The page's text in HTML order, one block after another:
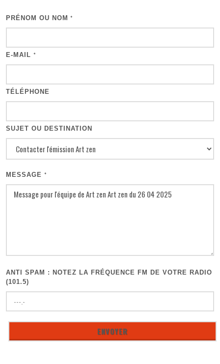
PRÉNOM OU NOM *
E-MAIL *
TÉLÉPHONE
SUJET OU DESTINATION
MESSAGE *
ANTI SPAM : NOTEZ LA FRÉQUENCE FM DE VOTRE RADIO
(101.5)